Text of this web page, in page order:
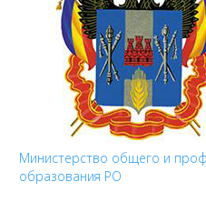
Министерство общего и
образования РО